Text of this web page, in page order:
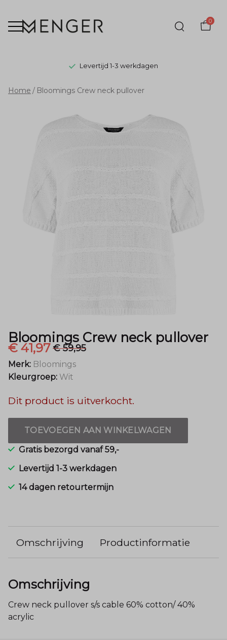
0
Levertijd 1-3 werkdagen
Bloomings
Crew
neck
pullover
Menger
Mode
Home Bloomings Crew neck pullover
Bloomings Crew neck pullover
€ 41,97€ 59,95
Merk: Bloomings
Kleurgroep: Wit
Dit product is uitverkocht.
TOEVOEGEN AAN WINKELWAGEN
Gratis bezorgd vanaf 59,-
Levertijd 1-3 werkdagen
14 dagen retourtermijn
Omschrijving Productinformatie
Omschrijving
Crew neck pullover s/s cable 60% cotton/ 40%
acrylic